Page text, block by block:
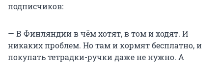
подписчиков:
— В Финляндии в чём хотят, в том и ходят. И
никаких проблем. Но там и кормят бесплатно, и
покупать тетрадки-ручки даже не нужно. А